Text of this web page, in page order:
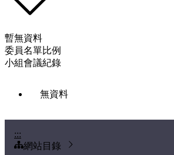
暫無資料
委員名單比例
小組會議紀錄
無資料
:::
網站目錄